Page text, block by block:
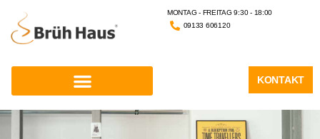
MONTAG - FREITAG 9:30 - 18:00
09133 606120
KONTAKT